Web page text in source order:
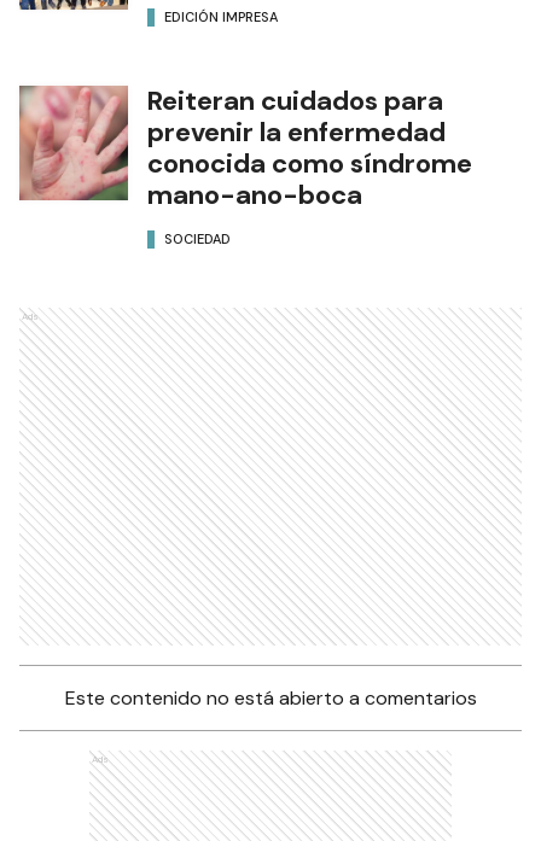
EDICIÓN IMPRESA
Reiteran cuidados para
prevenir la enfermedad
conocida como síndrome
mano-ano-boca
SOCIEDAD
Ads
Este contenido no está abierto a comentarios
Ads